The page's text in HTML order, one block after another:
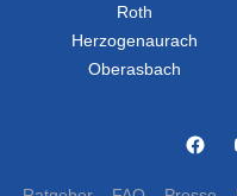
Roth
Herzogenaurach
Oberasbach